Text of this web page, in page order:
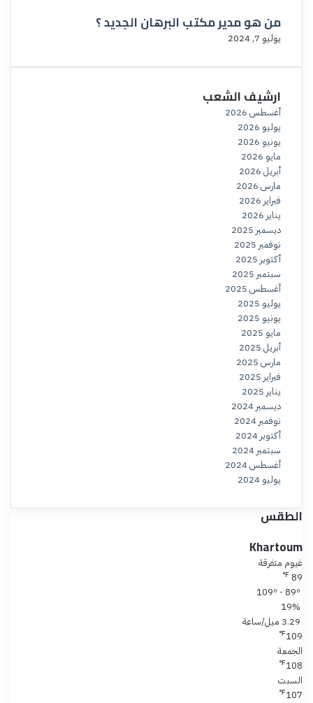
من هو مدير مكتب البرهان الجديد ؟
يوليو 7, 2024
ارشيف الشعب
أغسطس 2026
يوليو 2026
يونيو 2026
مايو 2026
أبريل 2026
مارس 2026
فبراير 2026
يناير 2026
ديسمبر 2025
نوفمبر 2025
أكتوبر 2025
سبتمبر 2025
أغسطس 2025
يوليو 2025
يونيو 2025
مايو 2025
أبريل 2025
مارس 2025
فبراير 2025
يناير 2025
ديسمبر 2024
نوفمبر 2024
أكتوبر 2024
سبتمبر 2024
أغسطس 2024
يوليو 2024
الطقس
Khartoum
غيوم متفرقة
89
℉
19%
3.29 ميل/ساعة
109
℉
الجمعة
108
℉
السبت
107
℉